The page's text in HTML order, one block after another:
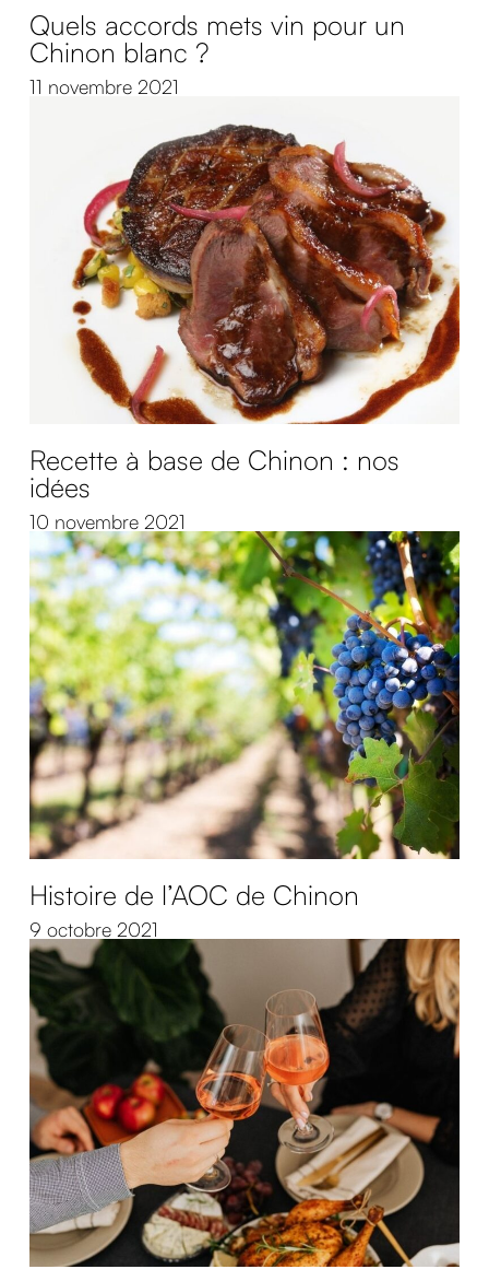
Quels accords mets vin pour un
Chinon blanc ?
11 novembre 2021
Recette à base de Chinon : nos
idées
10 novembre 2021
Histoire de l’AOC de Chinon
9 octobre 2021